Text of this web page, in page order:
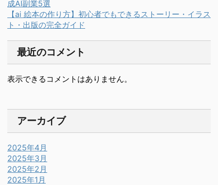
成AI副業5選
【ai 絵本の作り方】初心者でもできるストーリー・イラス
ト・出版の完全ガイド
最近のコメント
表示できるコメントはありません。
アーカイブ
2025年4月
2025年3月
2025年2月
2025年1月